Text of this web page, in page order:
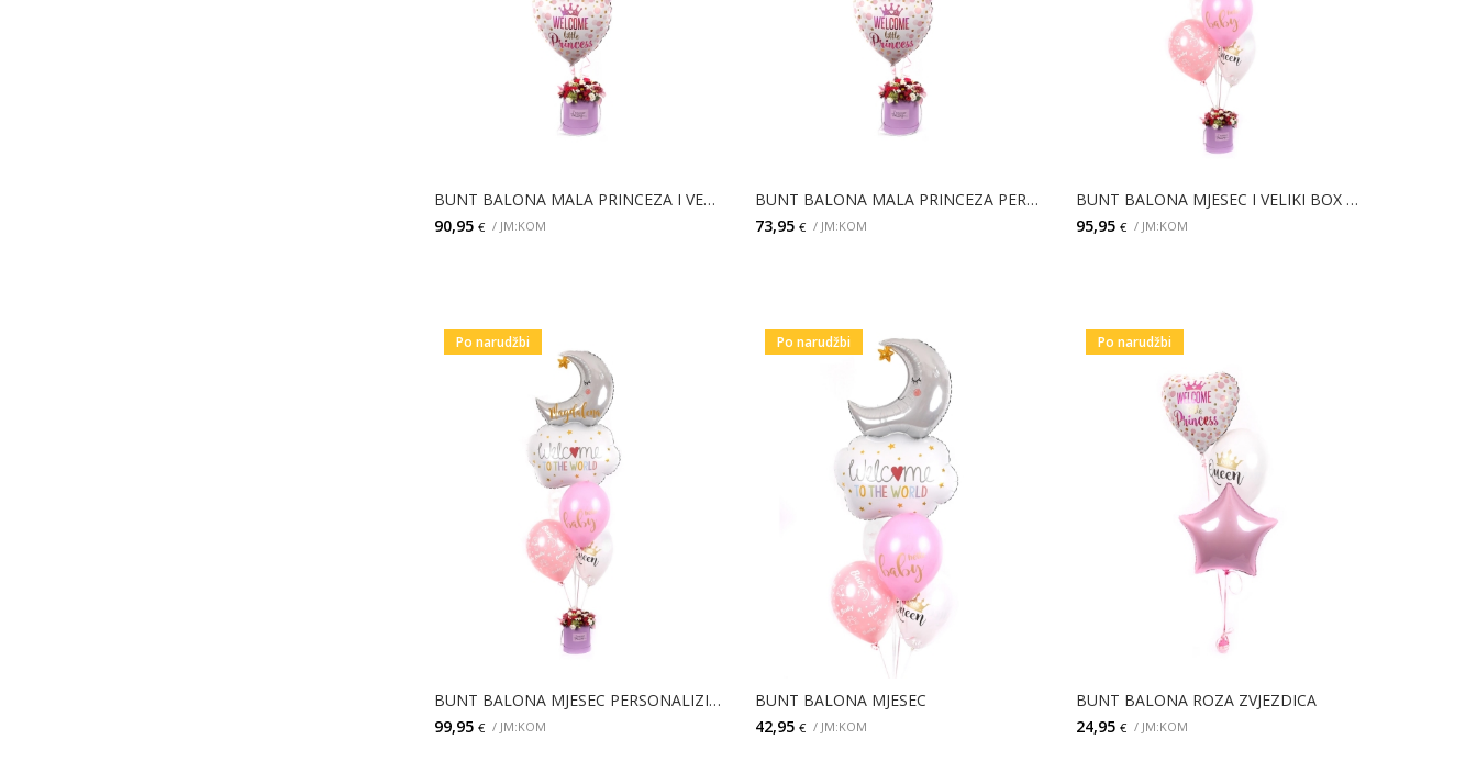
BUNT BALONA MALA PRINCEZA I VELIKI BOX CVIJEĆA
90,95 € / JM:KOM
BUNT BALONA MALA PRINCEZA PERSONALIZIRANI I VELIKI BOX CVIJEĆA
73,95 € / JM:KOM
BUNT BALONA MJESEC I VELIKI BOX CVIJEĆE
95,95€ / JM:KOM
Po narudžbi
BUNT BALONA MJESEC PERSONALIZIRANI I VELIKI BOX CVIJEĆA
99,95 € / JM:KOM
Po narudžbi
BUNT BALONA MJESEC
42,95 € / JM:KOM
Po narudžbi
BUNT BALONA ROZA ZVJEZDICA
24,95€ / JM:KOM